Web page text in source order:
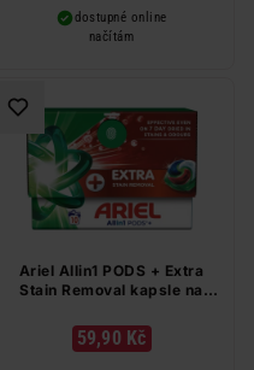
dostupné online
načítám
Ariel Allin1 PODS + Extra
Stain Removal kapsle na
59,90 Kč